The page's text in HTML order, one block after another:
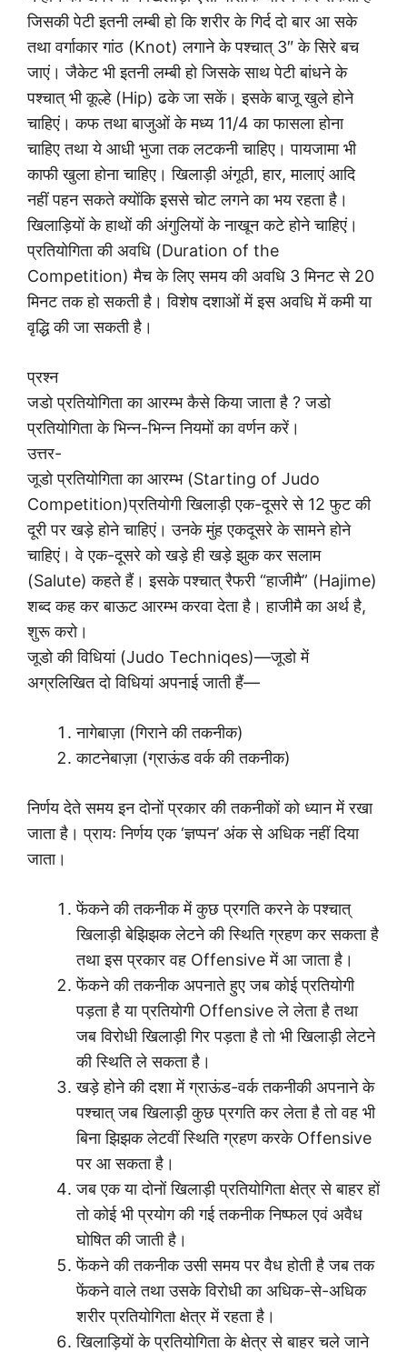
जिसकी पेटी इतनी लम्बी हो कि शरीर के गिर्द दो बार आ सके
तथा वर्गाकार गांठ (Knot) लगाने के पश्चात् 3″ के सिरे बच
जाएं। जैकेट भी इतनी लम्बी हो जिसके साथ पेटी बांधने के
पश्चात् भी कूल्हे (Hip) ढके जा सकें। इसके बाजू खुले होने
चाहिएं। कफ तथा बाजुओं के मध्य 11/4 का फासला होना
चाहिए तथा ये आधी भुजा तक लटकनी चाहिए। पायजामा भी
काफी खुला होना चाहिए। खिलाड़ी अंगूठी, हार, मालाएं आदि
नहीं पहन सकते क्योंकि इससे चोट लगने का भय रहता है।
खिलाड़ियों के हाथों की अंगुलियों के नाखून कटे होने चाहिएं।
प्रतियोगिता की अवधि (Duration of the
Competition) मैच के लिए समय की अवधि 3 मिनट से 20
मिनट तक हो सकती है। विशेष दशाओं में इस अवधि में कमी या
वृद्धि की जा सकती है।
प्रश्न
जडो प्रतियोगिता का आरम्भ कैसे किया जाता है ? जडो
प्रतियोगिता के भिन्न-भिन्न नियमों का वर्णन करें।
उत्तर-
जूडो प्रतियोगिता का आरम्भ (Starting of Judo
Competition)प्रतियोगी खिलाड़ी एक-दूसरे से 12 फुट की
दूरी पर खड़े होने चाहिएं। उनके मुंह एकदूसरे के सामने होने
चाहिएं। वे एक-दूसरे को खड़े ही खड़े झुक कर सलाम
(Salute) कहते हैं। इसके पश्चात् रैफरी “हाजीमै” (Hajime)
शब्द कह कर बाऊट आरम्भ करवा देता है। हाजीमै का अर्थ है,
शुरू करो।
जूडो की विधियां (Judo Techniqes)—जूडो में
अग्रलिखित दो विधियां अपनाई जाती हैं—
नागेबाज़ा (गिराने की तकनीक)
काटनेबाज़ा (ग्राऊंड वर्क की तकनीक)
निर्णय देते समय इन दोनों प्रकार की तकनीकों को ध्यान में रखा
जाता है। प्रायः निर्णय एक ‘ज्ञप्पन’ अंक से अधिक नहीं दिया
जाता।
फेंकने की तकनीक में कुछ प्रगति करने के पश्चात्
खिलाड़ी बेझिझक लेटने की स्थिति ग्रहण कर सकता है
तथा इस प्रकार वह Offensive में आ जाता है।
फेंकने की तकनीक अपनाते हुए जब कोई प्रतियोगी
पड़ता है या प्रतियोगी Offensive ले लेता है तथा
जब विरोधी खिलाड़ी गिर पड़ता है तो भी खिलाड़ी लेटने
की स्थिति ले सकता है।
खड़े होने की दशा में ग्राऊंड-वर्क तकनीकी अपनाने के
पश्चात् जब खिलाड़ी कुछ प्रगति कर लेता है तो वह भी
बिना झिझक लेटवीं स्थिति ग्रहण करके Offensive
पर आ सकता है।
जब एक या दोनों खिलाड़ी प्रतियोगिता क्षेत्र से बाहर हों
तो कोई भी प्रयोग की गई तकनीक निष्फल एवं अवैध
घोषित की जाती है।
फेंकने की तकनीक उसी समय पर वैध होती है जब तक
फेंकने वाले तथा उसके विरोधी का अधिक-से-अधिक
शरीर प्रतियोगिता क्षेत्र में रहता है।
खिलाड़ियों के प्रतियोगिता के क्षेत्र से बाहर चले जाने